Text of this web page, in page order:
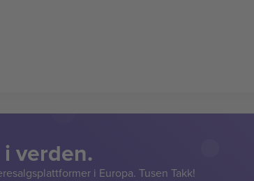
verden.
i Europa. Tusen Takk!